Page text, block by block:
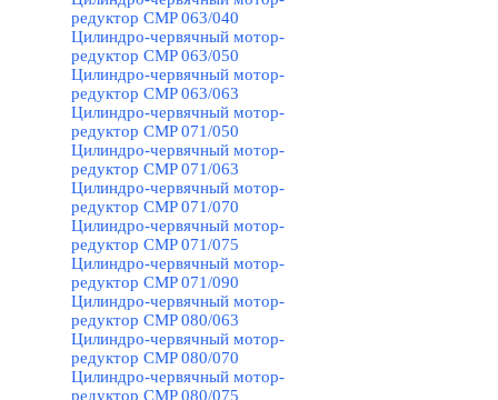
редуктор CMP 063/040
Цилиндро-червячный мотор-
редуктор CMP 063/050
Цилиндро-червячный мотор-
редуктор CMP 063/063
Цилиндро-червячный мотор-
редуктор CMP 071/050
Цилиндро-червячный мотор-
редуктор CMP 071/063
Цилиндро-червячный мотор-
редуктор CMP 071/070
Цилиндро-червячный мотор-
редуктор CMP 071/075
Цилиндро-червячный мотор-
редуктор CMP 071/090
Цилиндро-червячный мотор-
редуктор CMP 080/063
Цилиндро-червячный мотор-
редуктор CMP 080/070
Цилиндро-червячный мотор-
редуктор CMP 080/075